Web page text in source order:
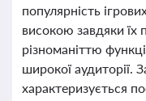
популярність
високою завдяки їх
різноманіттю
широкої аудиторії.
характеризується